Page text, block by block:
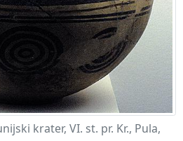
krater, VI. st. pr. Kr., Pula,